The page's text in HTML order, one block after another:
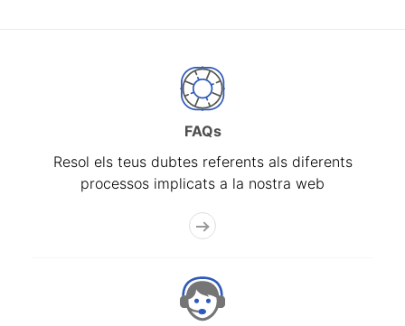
FAQs
Resol els teus dubtes referents als diferents
processos implicats a la nostra web